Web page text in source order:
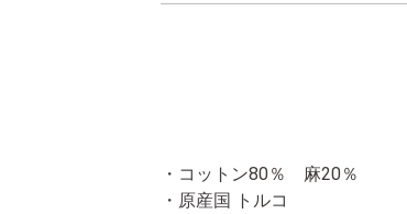
・コットン80％ 麻20％
・原産国 トルコ